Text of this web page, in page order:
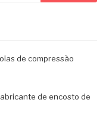
de compressão
de encosto de